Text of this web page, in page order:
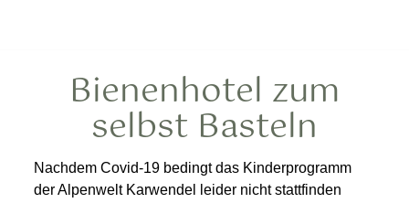
Bienenhotel zum
selbst Basteln
Nachdem Covid-19 bedingt das Kinderprogramm
der Alpenwelt Karwendel leider nicht stattfinden